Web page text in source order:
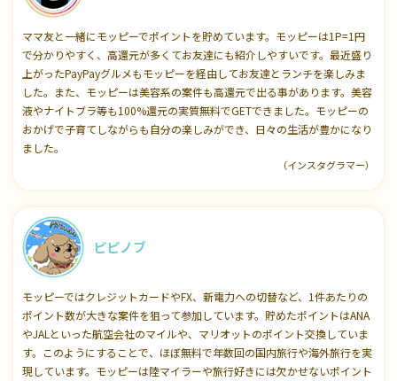
ママ友と一緒にモッピーでポイントを貯めています。モッピーは1P=1円
で分かりやすく、高還元が多くてお友達にも紹介しやすいです。最近盛り
上がったPayPayグルメもモッピーを経由してお友達とランチを楽しみま
した。また、モッピーは美容系の案件も高還元で出る事があります。美容
液やナイトブラ等も100%還元の実質無料でGETできました。モッピーの
おかげで子育てしながらも自分の楽しみができ、日々の生活が豊かになり
ました。
（インスタグラマー）
ピピノブ
モッピーではクレジットカードやFX、新電力への切替など、1件あたりの
ポイント数が大きな案件を狙って参加しています。貯めたポイントはANA
やJALといった航空会社のマイルや、マリオットのポイント交換していま
す。このようにすることで、ほぼ無料で年数回の国内旅行や海外旅行を実
現しています。モッピーは陸マイラーや旅行好きには欠かせないポイント